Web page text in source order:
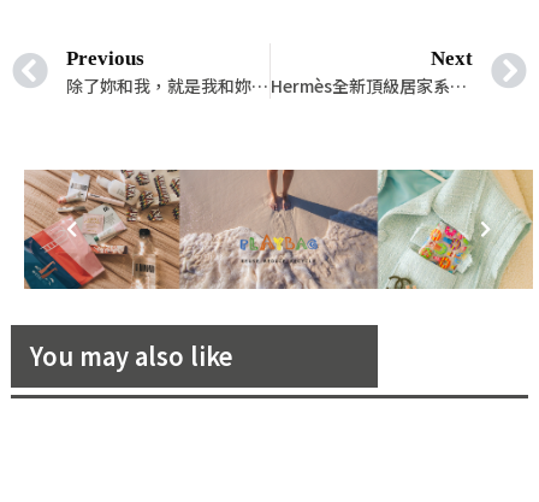
Previous
除了妳和我，就是我和妳，小倆口最合適汽車 5 選
Next
Hermès全新頂級居家系列，陪伴你度過隔離孤單的時光
You may also like